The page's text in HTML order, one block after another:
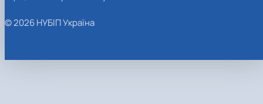
© 2026 НУБІП Україна